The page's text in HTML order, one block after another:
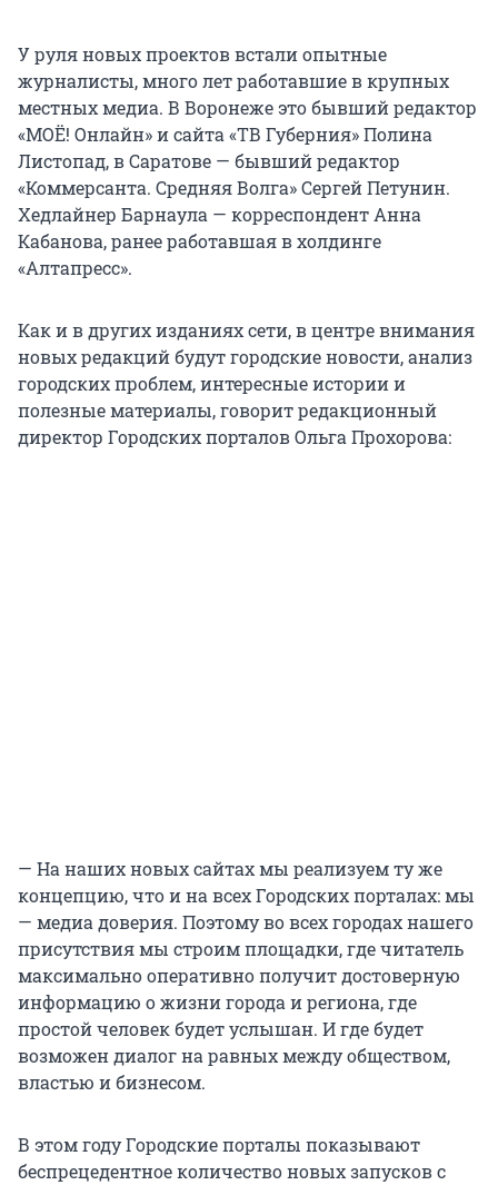
У руля новых проектов встали опытные
журналисты, много лет работавшие в крупных
местных медиа. В Воронеже это бывший редактор
«МОЁ! Онлайн» и сайта «ТВ Губерния» Полина
Листопад, в Саратове — бывший редактор
«Коммерсанта. Средняя Волга» Сергей Петунин.
Хедлайнер Барнаула — корреспондент Анна
Кабанова, ранее работавшая в холдинге
«Алтапресс».
Как и в других изданиях сети, в центре внимания
новых редакций будут городские новости, анализ
городских проблем, интересные истории и
полезные материалы, говорит редакционный
директор Городских порталов Ольга Прохорова:
— На наших новых сайтах мы реализуем ту же
концепцию, что и на всех Городских порталах: мы
— медиа доверия. Поэтому во всех городах нашего
присутствия мы строим площадки, где читатель
максимально оперативно получит достоверную
информацию о жизни города и региона, где
простой человек будет услышан. И где будет
возможен диалог на равных между обществом,
властью и бизнесом.
В этом году Городские порталы показывают
беспрецедентное количество новых запусков с